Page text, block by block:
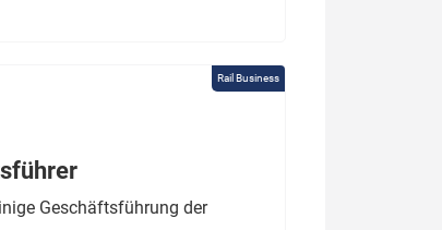
Rail Business
Geschäftsführung der